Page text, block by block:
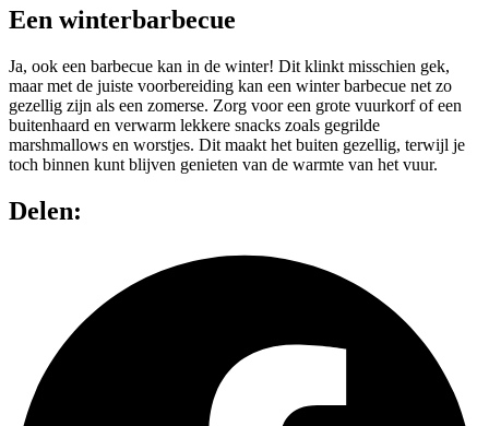
Een winterbarbecue
Ja, ook een barbecue kan in de winter! Dit klinkt misschien gek,
maar met de juiste voorbereiding kan een winter barbecue net zo
gezellig zijn als een zomerse. Zorg voor een grote vuurkorf of een
buitenhaard en verwarm lekkere snacks zoals gegrilde
marshmallows en worstjes. Dit maakt het buiten gezellig, terwijl je
toch binnen kunt blijven genieten van de warmte van het vuur.
Delen: